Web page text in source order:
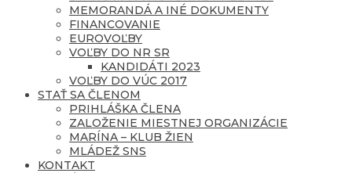
MEMORANDÁ A INÉ DOKUMENTY
FINANCOVANIE
EUROVOĽBY
VOĽBY DO NR SR
KANDIDÁTI 2023
VOĽBY DO VÚC 2017
STAŤ SA ČLENOM
PRIHLÁŠKA ČLENA
ZALOŽENIE MIESTNEJ ORGANIZÁCIE
MARÍNA – KLUB ŽIEN
MLÁDEŽ SNS
KONTAKT